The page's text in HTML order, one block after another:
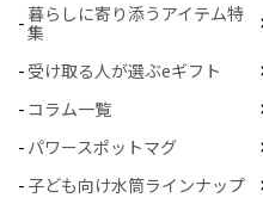
暮らしに寄り添うアイテム特
集
受け取る人が選ぶeギフト
コラム一覧
パワースポットマグ
子ども向け水筒ラインナップ